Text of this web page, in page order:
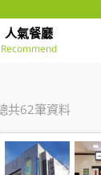
人氣餐廳
Recommend
共62筆資料